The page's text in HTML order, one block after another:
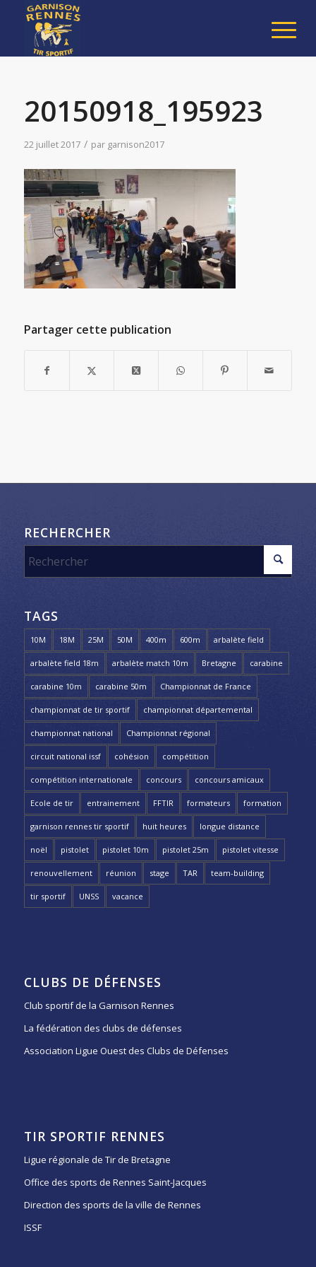
20150918_195923
22 juillet 2017 / par garnison2017
Partager cette publication
RECHERCHER
TAGS
10M 18M 25M 50M 400m 600m arbalète field
arbalète field 18m arbalète match 10m Bretagne carabine
carabine 10m carabine 50m Championnat de France
championnat de tir sportif championnat départemental
championnat national Championnat régional
circuit national issf cohésion compétition
compétition internationale concours concours amicaux
Ecole de tir entrainement FFTIR formateurs formation
garnison rennes tir sportif huit heures longue distance
noël pistolet pistolet 10m pistolet 25m pistolet vitesse
renouvellement réunion stage TAR team-building
tir sportif UNSS vacance
CLUBS DE DÉFENSES
Club sportif de la Garnison Rennes
La fédération des clubs de défenses
Association Ligue Ouest des Clubs de Défenses
TIR SPORTIF RENNES
Ligue régionale de Tir de Bretagne
Office des sports de Rennes Saint-Jacques
Direction des sports de la ville de Rennes
ISSF